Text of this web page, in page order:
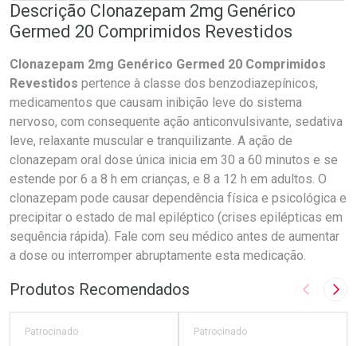
Descrição Clonazepam 2mg Genérico
Germed 20 Comprimidos Revestidos
Clonazepam 2mg Genérico Germed 20 Comprimidos
Revestidos pertence à classe dos benzodiazepínicos,
medicamentos que causam inibição leve do sistema
nervoso, com consequente ação anticonvulsivante, sedativa
leve, relaxante muscular e tranquilizante. A ação de
clonazepam oral dose única inicia em 30 a 60 minutos e se
estende por 6 a 8 h em crianças, e 8 a 12 h em adultos. O
clonazepam pode causar dependência física e psicológica e
precipitar o estado de mal epiléptico (crises epilépticas em
sequência rápida). Fale com seu médico antes de aumentar
a dose ou interromper abruptamente esta medicação.
Produtos Recomendados Imagem
Patrocinado Patrocinado